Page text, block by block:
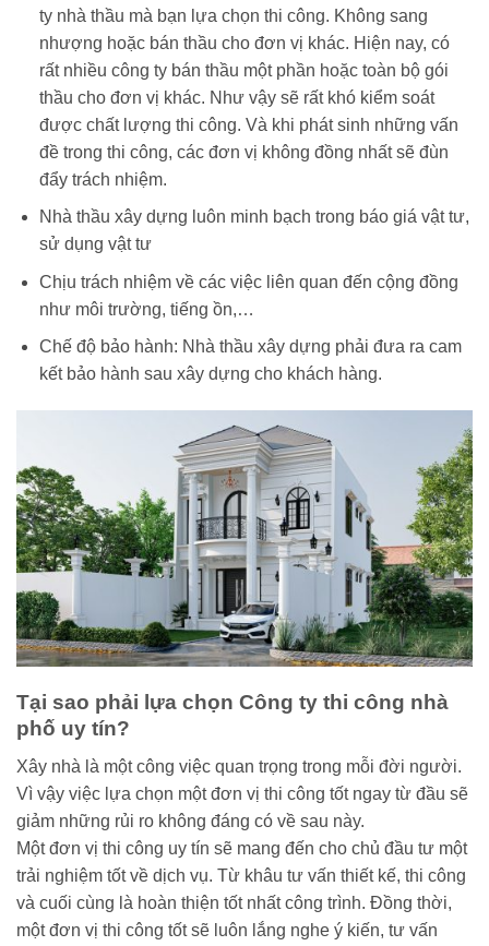
ty nhà thầu mà bạn lựa chọn thi công. Không sang
nhượng hoặc bán thầu cho đơn vị khác. Hiện nay, có
rất nhiều công ty bán thầu một phần hoặc toàn bộ gói
thầu cho đơn vị khác. Như vậy sẽ rất khó kiểm soát
được chất lượng thi công. Và khi phát sinh những vấn
đề trong thi công, các đơn vị không đồng nhất sẽ đùn
đẩy trách nhiệm.
Nhà thầu xây dựng luôn minh bạch trong báo giá vật tư,
sử dụng vật tư
Chịu trách nhiệm về các việc liên quan đến cộng đồng
như môi trường, tiếng ồn,…
Chế độ bảo hành: Nhà thầu xây dựng phải đưa ra cam
kết bảo hành sau xây dựng cho khách hàng.
Tại sao phải lựa chọn Công ty thi công nhà
phố uy tín?
Xây nhà là một công việc quan trọng trong mỗi đời người.
Vì vậy việc lựa chọn một đơn vị thi công tốt ngay từ đầu sẽ
giảm những rủi ro không đáng có về sau này.
Một đơn vị thi công uy tín sẽ mang đến cho chủ đầu tư một
trải nghiệm tốt về dịch vụ. Từ khâu tư vấn thiết kế, thi công
và cuối cùng là hoàn thiện tốt nhất công trình. Đồng thời,
một đơn vị thi công tốt sẽ luôn lắng nghe ý kiến, tư vấn